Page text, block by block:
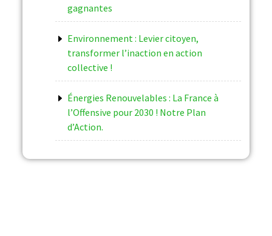
gagnantes
Environnement : Levier citoyen,
transformer l’inaction en action
collective !
Énergies Renouvelables : La France à
l’Offensive pour 2030 ! Notre Plan
d’Action.